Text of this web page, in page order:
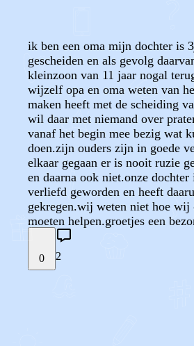
ik ben een oma mijn dochter is
gescheiden en als gevolg
kleinzoon van 11 jaar nogal
wijzelf opa en oma weten van
maken heeft met de scheiding
wil daar met niemand over
vanaf het begin mee bezig wat
doen.zijn ouders zijn in goede
elkaar gegaan er is nooit ruzie
en daarna ook niet.onze dochter
verliefd geworden en heeft
gekregen.wij weten niet hoe wij
moeten helpen.groetjes een
0 2